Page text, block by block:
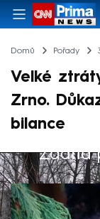
Domů Pořady
Velké
Zrno.
bilance
Žádná
Výběr